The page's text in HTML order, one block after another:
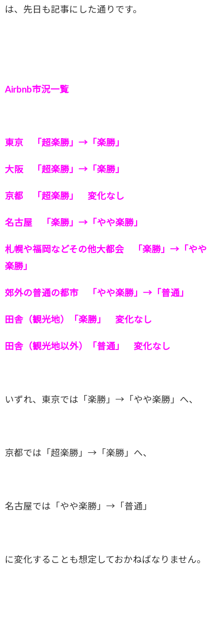
は、先日も記事にした通りです。
Airbnb市況一覧
東京 「超楽勝」→「楽勝」
大阪 「超楽勝」→「楽勝」
京都 「超楽勝」 変化なし
名古屋 「楽勝」→「やや楽勝」
札幌や福岡などその他大都会 「楽勝」→「やや
楽勝」
郊外の普通の都市 「やや楽勝」→「普通」
田舎（観光地）「楽勝」 変化なし
田舎（観光地以外）「普通」 変化なし
いずれ、東京では「楽勝」→「やや楽勝」へ、
京都では「超楽勝」→「楽勝」へ、
名古屋では「やや楽勝」→「普通」
に変化することも想定しておかねばなりません。